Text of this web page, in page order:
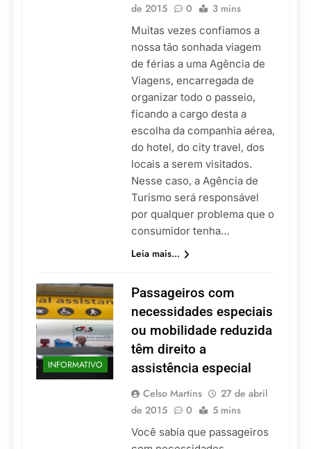
de 2015
0 3 mins
Muitas vezes confiamos a
nossa tão sonhada viagem
de férias a uma Agência de
Viagens, encarregada de
organizar todo o passeio,
ficando a cargo desta a
escolha da companhia aérea,
do hotel, do city travel, dos
locais a serem visitados.
Nesse caso, a Agência de
Turismo será responsável
por qualquer problema que o
consumidor tenha…
Leia mais...
INFORMATIVO
Passageiros com
necessidades especiais
ou mobilidade reduzida
têm direito a
assistência especial
Celso Martins
27 de abril
de 2015
0 5 mins
Você sabia que passageiros